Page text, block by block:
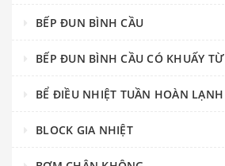
BẾP ĐUN BÌNH CẦU
BẾP ĐUN BÌNH CẦU CÓ KHUẤY TỪ
BỂ ĐIỀU NHIỆT TUẦN HOÀN LẠNH
BLOCK GIA NHIỆT